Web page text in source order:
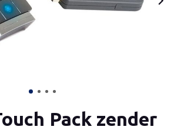
Pack zender